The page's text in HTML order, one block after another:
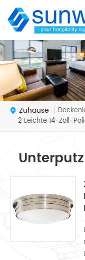
Zuhause |
2 Leichte 14-Zoll-